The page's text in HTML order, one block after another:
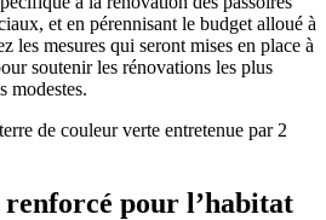
et en pérennisant le budget alloué à
les mesures qui seront mises en place à
soutenir les rénovations les plus
modestes.
renforcé pour l’habitat